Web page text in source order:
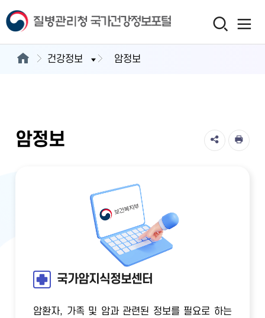
건강정보 암정보
암정보
국가암지식정보센터
암환자, 가족 및 암과 관련된 정보를 필요로 하는